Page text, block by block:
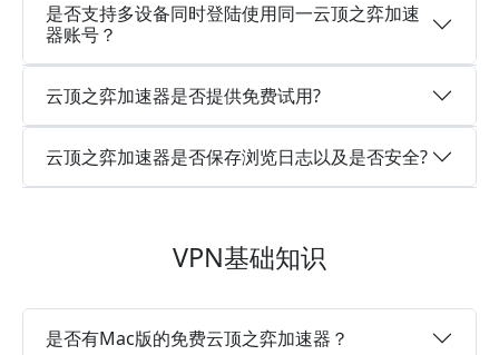
是否支持多设备同时登陆使用同一云顶之弈加速
器账号？
云顶之弈加速器是否提供免费试用?
云顶之弈加速器是否保存浏览日志以及是否安全?
VPN基础知识
是否有Mac版的免费云顶之弈加速器？